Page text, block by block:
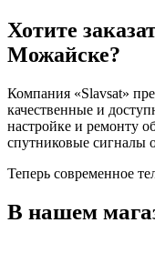
Хотите
Можайске?
Компания «Slavsat»
качественные и
настройке и ремонту
спутниковые сигналы
Теперь современное
В нашем